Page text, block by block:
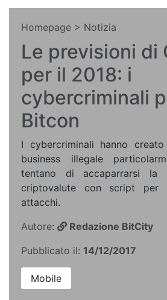
Homepage > Notizia
Le previsioni di
per il 2018: i
cybercriminali
Bitcon
I cybercriminali hanno
business illegale
tentano di accaparrarsi
criptovalute con script
attacchi.
Autore:
Redazione BitCity
Pubblicato il: 14/12/2017
Mobile